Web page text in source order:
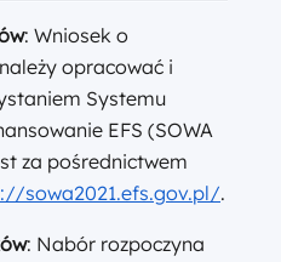
: Wniosek o
opracować i
Systemu
EFS (SOWA
za pośrednictwem
sowa2021.efs.gov.pl/.
: Nabór rozpoczyna